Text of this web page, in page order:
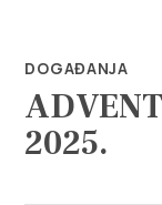
Info
DOGAĐANJA
2025.